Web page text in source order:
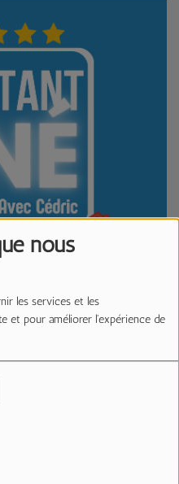
nous
les services et les
et pour améliorer l'expérience de
VUES